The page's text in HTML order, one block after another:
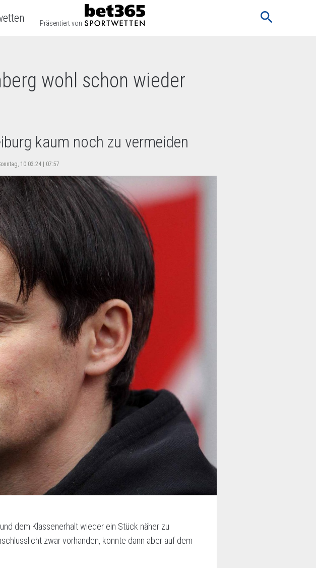
Präsentiert von search
wohl schon wieder
kaum noch zu vermeiden
10.03.24 | 07:57
dem Klassenerhalt wieder ein Stück näher zu
zwar vorhanden, konnte dann aber auf dem